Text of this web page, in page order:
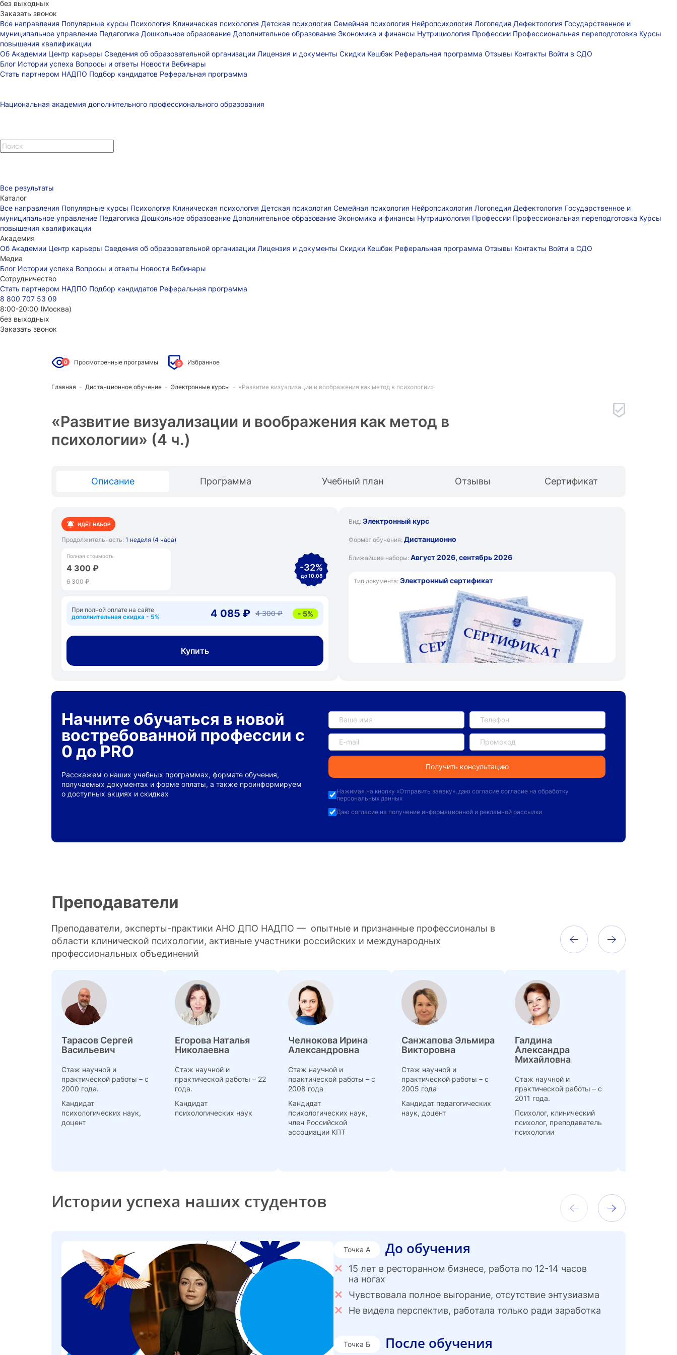
без выходных
Заказать звонок
Все направления Популярные курсы Психология Клиническая психология Детская психология Семейная психология Нейропсихология Логопедия Дефектология Государственное и
муниципальное управление Педагогика Дошкольное образование Дополнительное образование Экономика и финансы Нутрициология Профессии Профессиональная переподготовка Курсы
повышения квалификации
Об Академии Центр карьеры Сведения об образовательной организации Лицензия и документы Скидки Кешбэк Реферальная программа Отзывы Контакты Войти в СДО
Блог Истории успеха Вопросы и ответы Новости Вебинары
Стать партнером НАДПО Подбор кандидатов Реферальная программа
Национальная академия дополнительного профессионального образования
Все результаты
Каталог
Все направления Популярные курсы Психология Клиническая психология Детская психология Семейная психология Нейропсихология Логопедия Дефектология Государственное и
муниципальное управление Педагогика Дошкольное образование Дополнительное образование Экономика и финансы Нутрициология Профессии Профессиональная переподготовка Курсы
повышения квалификации
Академия
Об Академии Центр карьеры Сведения об образовательной организации Лицензия и документы Скидки Кешбэк Реферальная программа Отзывы Контакты Войти в СДО
Медиа
Блог Истории успеха Вопросы и ответы Новости Вебинары
Сотрудничество
Стать партнером НАДПО Подбор кандидатов Реферальная программа
8 800 707 53 09
8:00-20:00 (Москва)
без выходных
Заказать звонок
0 Просмотренные программы 0 Избранное
Главная - Дистанционное обучение - Электронные курсы - «Развитие визуализации и воображения как метод в психологии»
«Развитие визуализации и воображения как метод в
психологии» (4 ч.)
Описание Программа Учебный план Отзывы Сертификат
ИДЁТ НАБОР
Продолжительность: 1 неделя (4 часа)
Полная стоимость
4 300 ₽
6 300 ₽
-32%
до 10.08
При полной оплате на сайте
дополнительная скидка - 5%
4 085 ₽ 4 300 ₽ - 5%
Купить
Вид: Электронный курс
Формат обучения: Дистанционно
Ближайшие наборы: Август 2026, сентябрь 2026
Тип документа: Электронный сертификат
Начните обучаться в новой
востребованной профессии с
0 до PRO
Расскажем о наших учебных программах, формате обучения,
получаемых документах и форме оплаты, а также проинформируем
о доступных акциях и скидках
Нажимая на кнопку «Отправить заявку», даю согласие согласие на обработку
персональных данных
Даю согласие на получение информационной и рекламной рассылки
Преподаватели
Преподаватели, эксперты-практики АНО ДПО НАДПО — опытные и признанные профессионалы в
области клинической психологии, активные участники российских и международных
профессиональных объединений
Тарасов Сергей
Васильевич
Стаж научной и
практической работы – с
2000 года.
Кандидат
психологических наук,
доцент
Егорова Наталья
Николаевна
Стаж научной и
практической работы – 22
года.
Кандидат
психологических наук
Челнокова Ирина
Александровна
Стаж научной и
практической работы – с
2008 года
Кандидат
психологических наук,
член Российской
ассоциации КПТ
Санжапова Эльмира
Викторовна
Стаж научной и
практической работы – с
2005 года
Кандидат педагогических
наук, доцент
Галдина
Александра
Михайловна
Стаж научной и
практической работы – с
2011 года.
Психолог, клинический
психолог, преподаватель
психологии
Истории успеха наших студентов
Точка А До обучения
15 лет в ресторанном бизнесе, работа по 12-14 часов
на ногах
Чувствовала полное выгорание, отсутствие энтузиазма
Не видела перспектив, работала только ради заработка
Точка Б После обучения